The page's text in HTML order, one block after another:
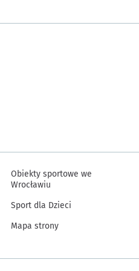
Obiekty sportowe we
Wrocławiu
Sport dla Dzieci
Mapa strony